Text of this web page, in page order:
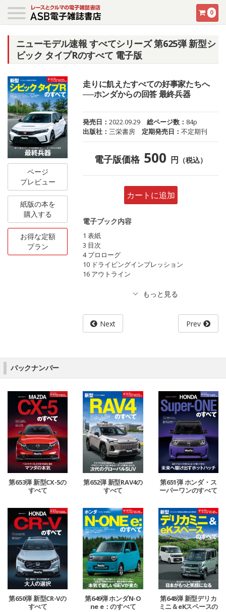
0
ニューモデル速報 すべてシリーズ 第625弾 新型シ
ビック タイプRのすべて 電子版
ページ
プレビュー
紙版の本を
購入する
お得な定額
プラン
走りに飢えたすべての好事家たちへ
──ホンダからの回答 最終兵器
発売日：2022.09.29 総ページ数： 84p
出版社：三栄書房 定期発売日：不定期刊
電子版価格 500 円 （税込）
カートに追加
電子ブック内容
1 表紙
3 目次
4 プロローグ
10 ドライビングインプレッション
16 アウトライン
Next Prev
バックナンバー
第653弾 新型CX-5の
すべて
第652弾 新型RAV4の
すべて
第651弾 ホンダ・ス
ーパーワンのすべて
第650弾 新型CR-Vの
すべて
第649弾 ホンダN-O
ne e：のすべて
第648弾 新型デリカ
ミニ＆eKスペースの